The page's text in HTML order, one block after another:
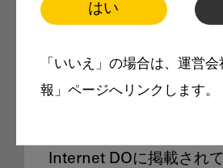
はい
「いいえ」の場合は、運営
報」ページへリンクします。
製品価格も閲
Internet DOに掲載され